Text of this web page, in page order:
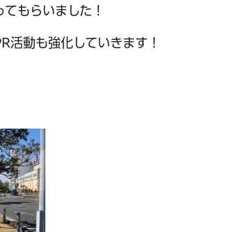
もらいました！
活動も強化していきます！